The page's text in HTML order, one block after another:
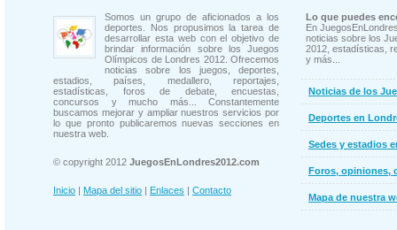
Somos un grupo de aficionados a los
deportes. Nos propusimos la tarea de
desarrollar esta web con el objetivo de
brindar información sobre los Juegos
Olímpicos de Londres 2012. Ofrecemos
noticias sobre los juegos, deportes,
estadios, países, medallero, reportajes,
estadísticas, foros de debate, encuestas,
concursos y mucho más... Constantemente
buscamos mejorar y ampliar nuestros servicios por
lo que pronto publicaremos nuevas secciones en
nuestra web.
© copyright 2012 JuegosEnLondres2012.com
Inicio | Mapa del sitio | Enlaces | Contacto
Lo que puedes
En
noticias sobre los
2012, estadísticas,
y más...
Noticias de los
Deportes en
Sedes y estadios
Foros, opiniones,
Mapa de nuestra